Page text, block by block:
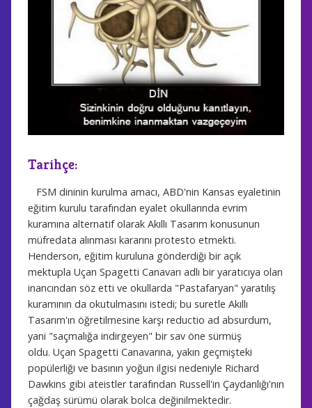
Tarihçe:
FSM dininin kurulma amacı, ABD'nin Kansas eyaletinin
eğitim kurulu tarafından eyalet okullarında evrim
kuramına alternatif olarak Akıllı Tasarım konusunun
müfredata alınması kararını protesto etmekti.
Henderson, eğitim kuruluna gönderdiği bir açık
mektupla Uçan Spagetti Canavarı adlı bir yaratıcıya olan
inancından söz etti ve okullarda "Pastafaryan" yaratılış
kuramının da okutulmasını istedi; bu suretle Akıllı
Tasarım'ın öğretilmesine karşı reductio ad absurdum,
yani "saçmalığa indirgeyen" bir sav öne sürmüş
oldu. Uçan Spagetti Canavarına, yakın geçmişteki
popülerliği ve basının yoğun ilgisi nedeniyle Richard
Dawkins gibi ateistler tarafından Russell'in Çaydanlığı'nın
çağdaş sürümü olarak bolca değinilmektedir.